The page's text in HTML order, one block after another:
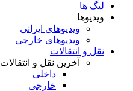
لیگ ها
ویدیوها
ویدیوهای ایرانی
ویدیوهای خارجی
نقل و انتقالات
آخرین نقل و انتقالات
داخلی
خارجی